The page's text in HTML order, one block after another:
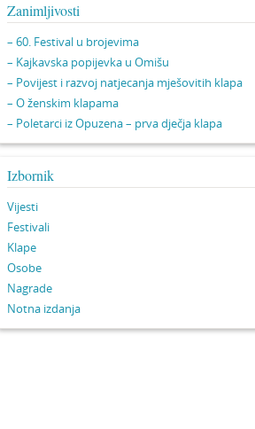
Zanimljivosti
– 60. Festival u brojevima
– Kajkavska popijevka u Omišu
– Povijest i razvoj natjecanja mješovitih klapa
– O ženskim klapama
– Poletarci iz Opuzena – prva dječja klapa
Izbornik
Vijesti
Festivali
Klape
Osobe
Nagrade
Notna izdanja